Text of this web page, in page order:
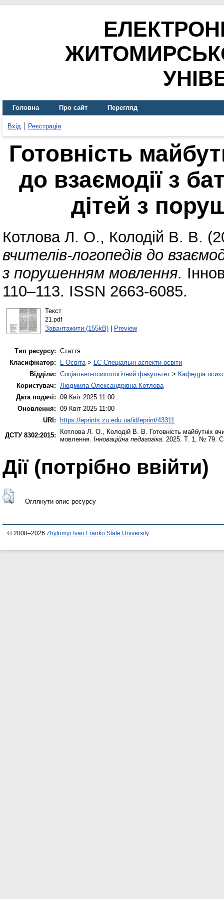
Головна Про сайт Перегляд
Вхід Реєстрація
Готовність
до взаємодії з
дітей з
Котлова Л. О., Колодій В. В.
вчителів-логопедів до
з порушенням мовлення.
110–113. ISSN 2663-6085.
Текст
21.pdf
Завантажити (155kB)| Preview
Тип ресурсу: Стаття
Класифікатор:
L Освіта> LC Спеціальні аспекти освіти
Відділи: Соціально-психологічний факультет > Кафедра
Користувач: Людмила Олександрівна Котлова
Дата подачі: 09 Квіт 2025 11:00
Оновлення: 09 Квіт 2025 11:00
URI:
https://eprints.zu.edu.ua/id/eprint/43311
ДСТУ 8302:2015:
Котлова Л. О., Колодій В. В. Готовність майбутніх
мовлення. Інноваційна педагогіка. 2025. Т. 1, № 79.
Дії ​​(потрібно ввійти)
Оглянути опис ресурсу
© 2008–2026 Zhytomyr Ivan Franko State University